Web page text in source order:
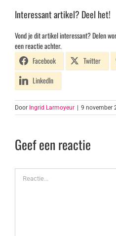
Interessant artikel? Deel het!
Vond je dit artikel interessant? Delen
een reactie achter.
Facebook
Twitter
LinkedIn
Door Ingrid Larmoyeur 9 november
Geef een reactie